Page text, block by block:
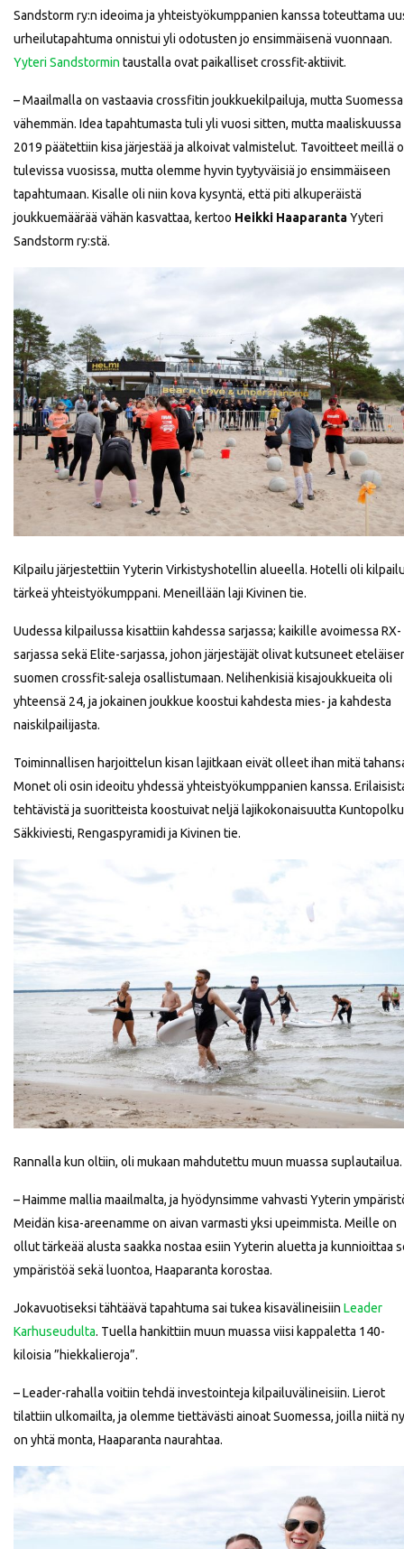
Sandstorm ry:n ideoima ja yhteistyökumppanien kanssa toteuttama
urheilutapahtuma onnistui yli odotusten jo ensimmäisenä vuonnaan.
Yyteri Sandstormin taustalla ovat paikalliset crossfit-aktiivit.
– Maailmalla on vastaavia crossfitin joukkuekilpailuja, mutta Suomessa
vähemmän. Idea tapahtumasta tuli yli vuosi sitten, mutta maaliskuussa
2019 päätettiin kisa järjestää ja alkoivat valmistelut. Tavoitteet meillä
tulevissa vuosissa, mutta olemme hyvin tyytyväisiä jo ensimmäiseen
tapahtumaan. Kisalle oli niin kova kysyntä, että piti alkuperäistä
joukkuemäärää vähän kasvattaa, kertoo Heikki HaaparantaYyteri
Sandstorm ry:stä.
Kilpailu järjestettiin Yyterin Virkistyshotellin alueella. Hotelli oli
tärkeä yhteistyökumppani. Meneillään laji Kivinen tie.
Uudessa kilpailussa kisattiin kahdessa sarjassa; kaikille avoimessa RX-
sarjassa sekä Elite-sarjassa, johon järjestäjät olivat kutsuneet
suomen crossfit-saleja osallistumaan. Nelihenkisiä kisajoukkueita oli
yhteensä 24, ja jokainen joukkue koostui kahdesta mies- ja kahdesta
naiskilpailijasta.
Toiminnallisen harjoittelun kisan lajitkaan eivät olleet ihan mitä
Monet oli osin ideoitu yhdessä yhteistyökumppanien kanssa.
tehtävistä ja suoritteista koostuivat neljä lajikokonaisuutta
Säkkiviesti, Rengaspyramidi ja Kivinen tie.
Rannalla kun oltiin, oli mukaan mahdutettu muun muassa suplautailua.
– Haimme mallia maailmalta, ja hyödynsimme vahvasti Yyterin
Meidän kisa-areenamme on aivan varmasti yksi upeimmista. Meille on
ollut tärkeää alusta saakka nostaa esiin Yyterin aluetta ja kunnioittaa
ympäristöä sekä luontoa, Haaparanta korostaa.
Jokavuotiseksi tähtäävä tapahtuma sai tukea kisavälineisiin Leader
Karhuseudulta. Tuella hankittiin muun muassa viisi kappaletta 140-
kiloisia ”hiekkalieroja”.
– Leader-rahalla voitiin tehdä investointeja kilpailuvälineisiin. Lierot
tilattiin ulkomailta, ja olemme tiettävästi ainoat Suomessa, joilla niitä
on yhtä monta, Haaparanta naurahtaa.